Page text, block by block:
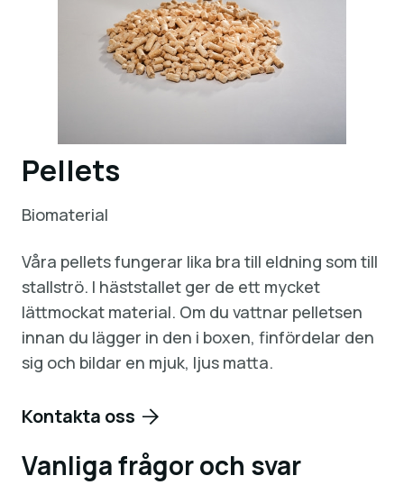
Pellets
Biomaterial
Våra pellets fungerar lika bra till eldning som till
stallströ. I häststallet ger de ett mycket
lättmockat material. Om du vattnar pelletsen
innan du lägger in den i boxen, finfördelar den
sig och bildar en mjuk, ljus matta.
Kontakta oss
Vanliga frågor och svar